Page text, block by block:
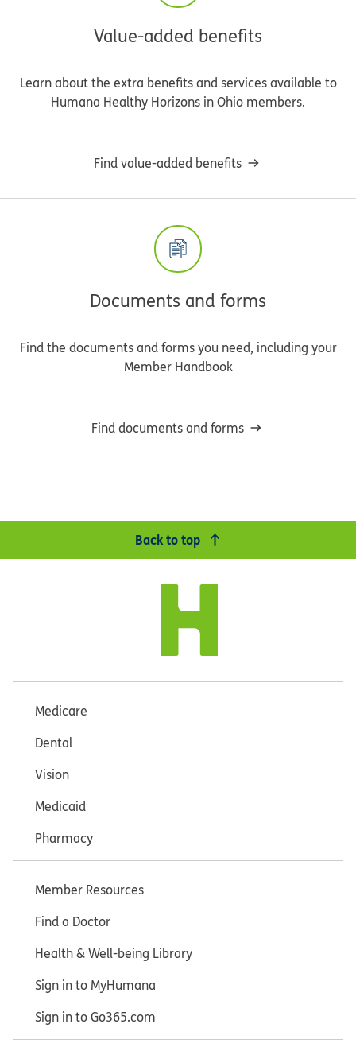
Value-added benefits
Learn about the extra benefits and services available to
Humana Healthy Horizons in Ohio members.
Find value-added benefits
Documents and forms
Find the documents and forms you need, including your
Member Handbook
Find documents and forms
Back to top
Medicare
Dental
Vision
Medicaid
Pharmacy
Member Resources
Find a Doctor
Health & Well-being Library
Sign in to MyHumana
Sign in to Go365.com